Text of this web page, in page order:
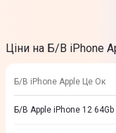
Ціни на Б/В iPhone
Б/В iPhone Apple Це Ок
Б/В Apple iPhone 12